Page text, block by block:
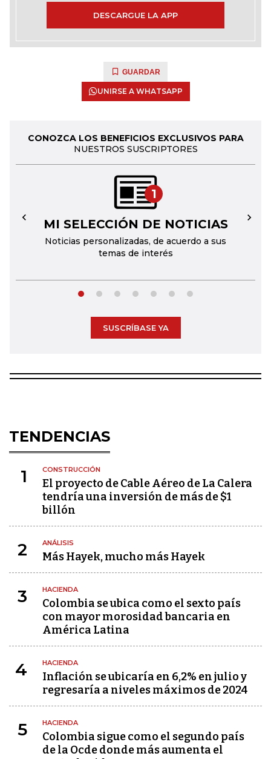
DESCARGUE LA APP
GUARDAR
UNIRSE A WHATSAPP
CONOZCA LOS BENEFICIOS EXCLUSIVOS PARA
NUESTROS SUSCRIPTORES
1
MI SELECCIÓN DE NOTICIAS
Noticias personalizadas, de acuerdo a sus
temas de interés
← →
SUSCRÍBASE YA
TENDENCIAS
1 CONSTRUCCIÓN
El proyecto de Cable Aéreo de La Calera
tendría una inversión de más de $1
billón
2 ANÁLISIS
Más Hayek, mucho más Hayek
3 HACIENDA
Colombia se ubica como el sexto país
con mayor morosidad bancaria en
América Latina
4 HACIENDA
Inflación se ubicaría en 6,2% en julio y
regresaría a niveles máximos de 2024
5 HACIENDA
Colombia sigue como el segundo país
de la Ocde donde más aumenta el